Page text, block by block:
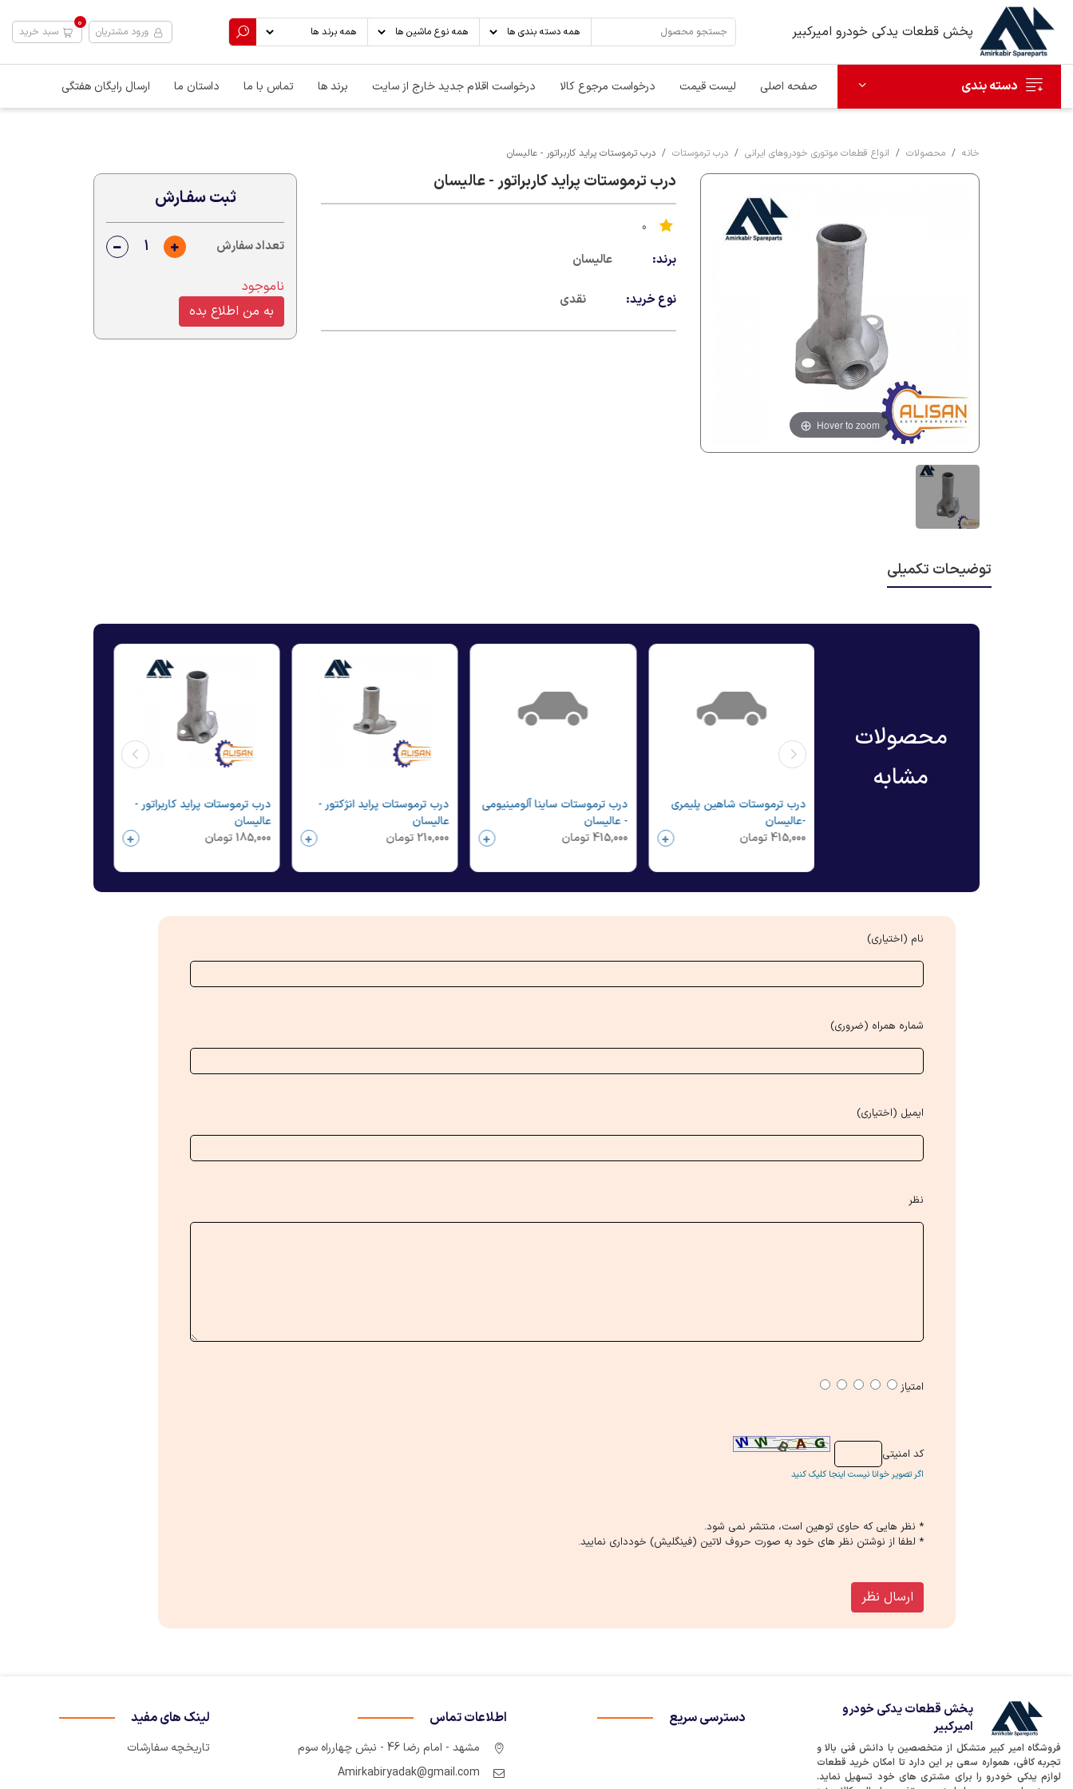
پخش قطعات یدکی خودرو امیرکبیر ورود مشتریان
0
سبد خرید
دسته بندی صفحه اصلی لیست قیمت درخواست مرجوع کالا درخواست اقلام جدید خارج از سایت برند ها تماس با ما داستان ما ارسال رایگان هفتگی
خانه محصولات انواع قطعات موتوری خودروهای ایرانی درب ترموستات درب ترموستات پراید کاربراتور - عالیسان
Hover to zoom
درب ترموستات پراید کاربراتور - عالیسان
0
برند: عالیسان
نوع خرید: نقدی
ثبت سفـارش
تعداد سفارش
ناموجود
به من اطلاع بده
توضیحات تکمیلی
محصولات
مشابه
درب ترموستات شاهین پلیمری
-عالیسان
415,000 تومان
درب ترموستات ساینا آلومینیومی
- عالیسان
415,000تومان
درب ترموستات پراید انژکتور -
عالیسان
210,000 تومان
درب ترموستات پراید کاربراتور -
عالیسان
185,000 تومان
نام (اختیاری)
شماره همراه (ضروری)
ایمیل (اختیاری)
نظر
امتیاز
كد امنیتی
اگر تصویر خوانا نیست اینجا کلیک کنید
* نظر هایی كه حاوی توهین است، منتشر نمی شود.
* لطفا از نوشتن نظر های خود به صورت حروف لاتین (فینگلیش) خودداری نمایید.
ارسال نظر
پخش قطعات یدکی خودرو
امیرکبیر
فروشگاه امیر کبیر متشکل از متخصصین با دانش فنی بالا و
تجربه کافی، همواره سعی بر این دارد تا امکان خرید قطعات
لوازم یدکی خودرو را برای مشتری های خود تسهیل نماید.
دسترسی سریع اطلاعات تماس
مشهد - امام رضا 46 - نبش چهارراه سوم
Amirkabiryadak@gmail.com
لینک های مفید
تاریخچه سفارشات